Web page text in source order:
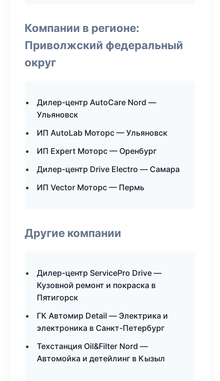
Компании в регионе:
Приволжский федеральный
округ
Дилер-центр AutoCare Nord —
Ульяновск
ИП AutoLab Моторс — Ульяновск
ИП Expert Моторс — Оренбург
Дилер-центр Drive Electro — Самара
ИП Vector Моторс — Пермь
Другие компании
Дилер-центр ServicePro Drive —
Кузовной ремонт и покраска в
Пятигорск
ГК Автомир Detail — Электрика и
электроника в Санкт-Петербург
Техстанция Oil&Filter Nord —
Автомойка и детейлинг в Кызыл